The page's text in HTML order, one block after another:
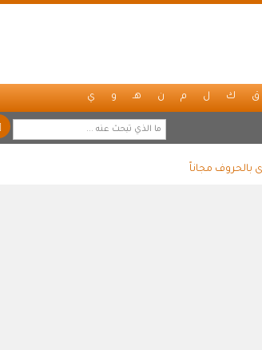
ق ك ل م ن هـ و ي
بالحروف مجاناً